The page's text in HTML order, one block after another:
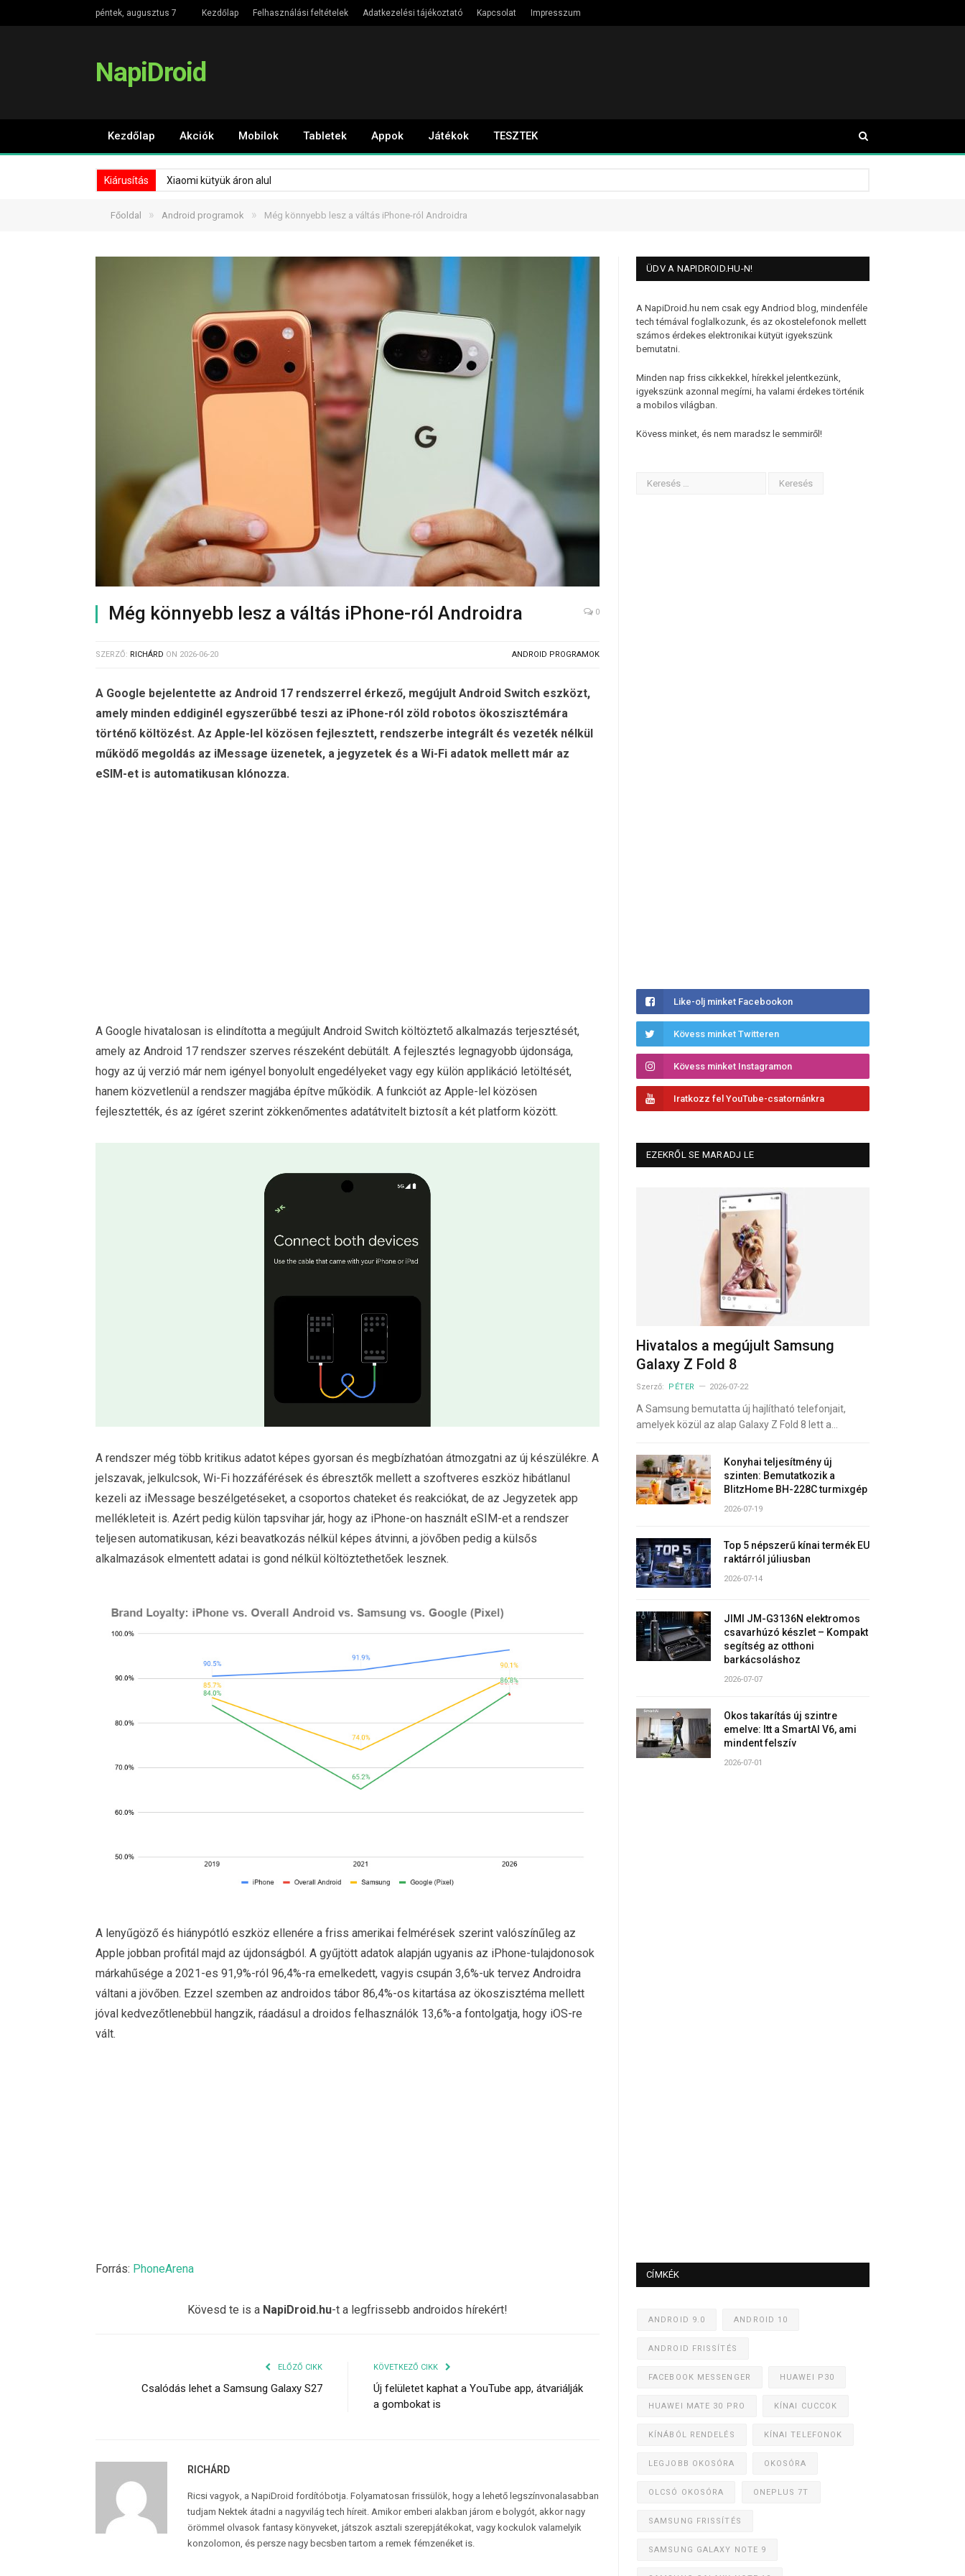
péntek, augusztus 7 Kezdőlap Felhasználási feltételek Adatkezelési tájékoztató Kapcsolat Impresszum
NapiDroid
Kezdőlap Akciók Mobilok Tabletek Appok Játékok TESZTEK
Kiárusítás Xiaomi kütyük áron alul
Főoldal » Android programok » Még könnyebb lesz a váltás iPhone-ról Androidra
Még könnyebb lesz a váltás iPhone-ról Androidra 0
SZERZŐ: RICHÁRD ON 2026-06-20 ANDROID PROGRAMOK
A Google bejelentette az Android 17 rendszerrel érkező, megújult Android Switch eszközt,
amely minden eddiginél egyszerűbbé teszi az iPhone-ról zöld robotos ökoszisztémára
történő költözést. Az Apple-lel közösen fejlesztett, rendszerbe integrált és vezeték nélkül
működő megoldás az iMessage üzenetek, a jegyzetek és a Wi-Fi adatok mellett már az
eSIM-et is automatikusan klónozza.
A Google hivatalosan is elindította a megújult Android Switch költöztető alkalmazás terjesztését,
amely az Android 17 rendszer szerves részeként debütált. A fejlesztés legnagyobb újdonsága,
hogy az új verzió már nem igényel bonyolult engedélyeket vagy egy külön applikáció letöltését,
hanem közvetlenül a rendszer magjába építve működik. A funkciót az Apple-lel közösen
fejlesztették, és az ígéret szerint zökkenőmentes adatátvitelt biztosít a két platform között.
A rendszer még több kritikus adatot képes gyorsan és megbízhatóan átmozgatni az új készülékre. A
jelszavak, jelkulcsok, Wi-Fi hozzáférések és ébresztők mellett a szoftveres eszköz hibátlanul
kezeli az iMessage beszélgetéseket, a csoportos chateket és reakciókat, de az Jegyzetek app
mellékleteit is. Azért pedig külön tapsvihar jár, hogy az iPhone-on használt eSIM-et a rendszer
teljesen automatikusan, kézi beavatkozás nélkül képes átvinni, a jövőben pedig a külsős
alkalmazások elmentett adatai is gond nélkül költöztethetőek lesznek.
A lenyűgöző és hiánypótló eszköz ellenére a friss amerikai felmérések szerint valószínűleg az
Apple jobban profitál majd az újdonságból. A gyűjtött adatok alapján ugyanis az iPhone-tulajdonosok
márkahűsége a 2021-es 91,9%-ról 96,4%-ra emelkedett, vagyis csupán 3,6%-uk tervez Androidra
váltani a jövőben. Ezzel szemben az androidos tábor 86,4%-os kitartása az ökoszisztéma mellett
jóval kedvezőtlenebbül hangzik, ráadásul a droidos felhasználók 13,6%-a fontolgatja, hogy iOS-re
vált.
Forrás: PhoneArena
Kövesd te is a NapiDroid.hu-t a legfrissebb androidos hírekért!
ELŐZŐ CIKK
Csalódás lehet a Samsung Galaxy S27
KÖVETKEZŐ CIKK
Új felületet kaphat a YouTube app, átvariálják
a gombokat is
RICHÁRD
Ricsi vagyok, a NapiDroid fordítóbotja. Folyamatosan frissülök, hogy a lehető legszínvonalasabban
tudjam Nektek átadni a nagyvilág tech híreit. Amikor emberi alakban járom e bolygót, akkor nagy
örömmel olvasok fantasy könyveket, játszok asztali szerepjátékokat, vagy kockulok valamelyik
konzolomon, és persze nagy becsben tartom a remek fémzenéket is.
ÜDV A NAPIDROID.HU-N!
A NapiDroid.hu nem csak egy Andriod blog, mindenféle
tech témával foglalkozunk, és az okostelefonok mellett
számos érdekes elektronikai kütyüt igyekszünk
bemutatni.
Minden nap friss cikkekkel, hírekkel jelentkezünk,
igyekszünk azonnal megírni, ha valami érdekes történik
a mobilos világban.
Kövess minket, és nem maradsz le semmiről!
Like-olj minket Facebookon
Kövess minket Twitteren
Kövess minket Instagramon
Iratkozz fel YouTube-csatornánkra
EZEKRŐL SE MARADJ LE
Hivatalos a megújult Samsung
Galaxy Z Fold 8
Szerző: PÉTER 2026-07-22
A Samsung bemutatta új hajlítható telefonjait,
amelyek közül az alap Galaxy Z Fold 8 lett a…
Konyhai teljesítmény új
szinten: Bemutatkozik a
BlitzHome BH-228C turmixgép
2026-07-19
Top 5 népszerű kínai termék EU
raktárról júliusban
2026-07-14
JIMI JM-G3136N elektromos
csavarhúzó készlet – Kompakt
segítség az otthoni
barkácsoláshoz
2026-07-07
Okos takarítás új szintre
emelve: Itt a SmartAI V6, ami
mindent felszív
2026-07-01
CÍMKÉK
ANDROID 9.0 ANDROID 10
ANDROID FRISSÍTÉS
FACEBOOK MESSENGER HUAWEI P30
HUAWEI MATE 30 PRO KÍNAI CUCCOK
KÍNÁBÓL RENDELÉS KÍNAI TELEFONOK
LEGJOBB OKOSÓRA OKOSÓRA
OLCSÓ OKOSÓRA ONEPLUS 7T
SAMSUNG FRISSÍTÉS
SAMSUNG GALAXY NOTE 9